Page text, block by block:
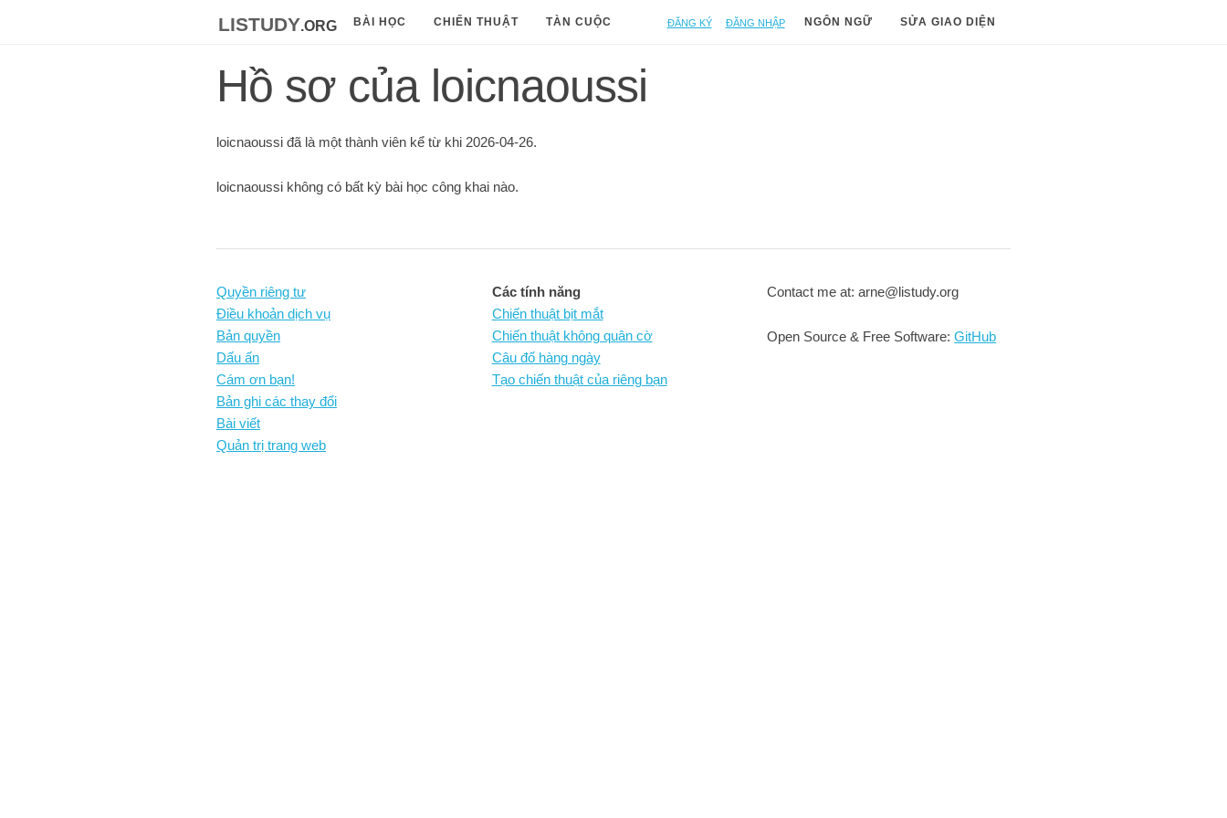
listudy.org BÀI HỌC CHIẾN THUẬT TÀN CUỘC Đăng ký Đăng nhập NGÔN NGỮ SỬA GIAO DIỆN
Hồ sơ của loicnaoussi
loicnaoussi đã là một thành viên kể từ khi 2026-04-26.
loicnaoussi không có bất kỳ bài học công khai nào.
Quyền riêng tư
Điều khoản dịch vụ
Bản quyền
Dấu ấn
Cám ơn bạn!
Bản ghi các thay đổi
Bài viết
Quản trị trang web
Các tính năng
Chiến thuật bịt mắt
Chiến thuật không quân cờ
Câu đố hàng ngày
Tạo chiến thuật của riêng bạn
Contact me at: arne@listudy.org
Open Source & Free Software:GitHub